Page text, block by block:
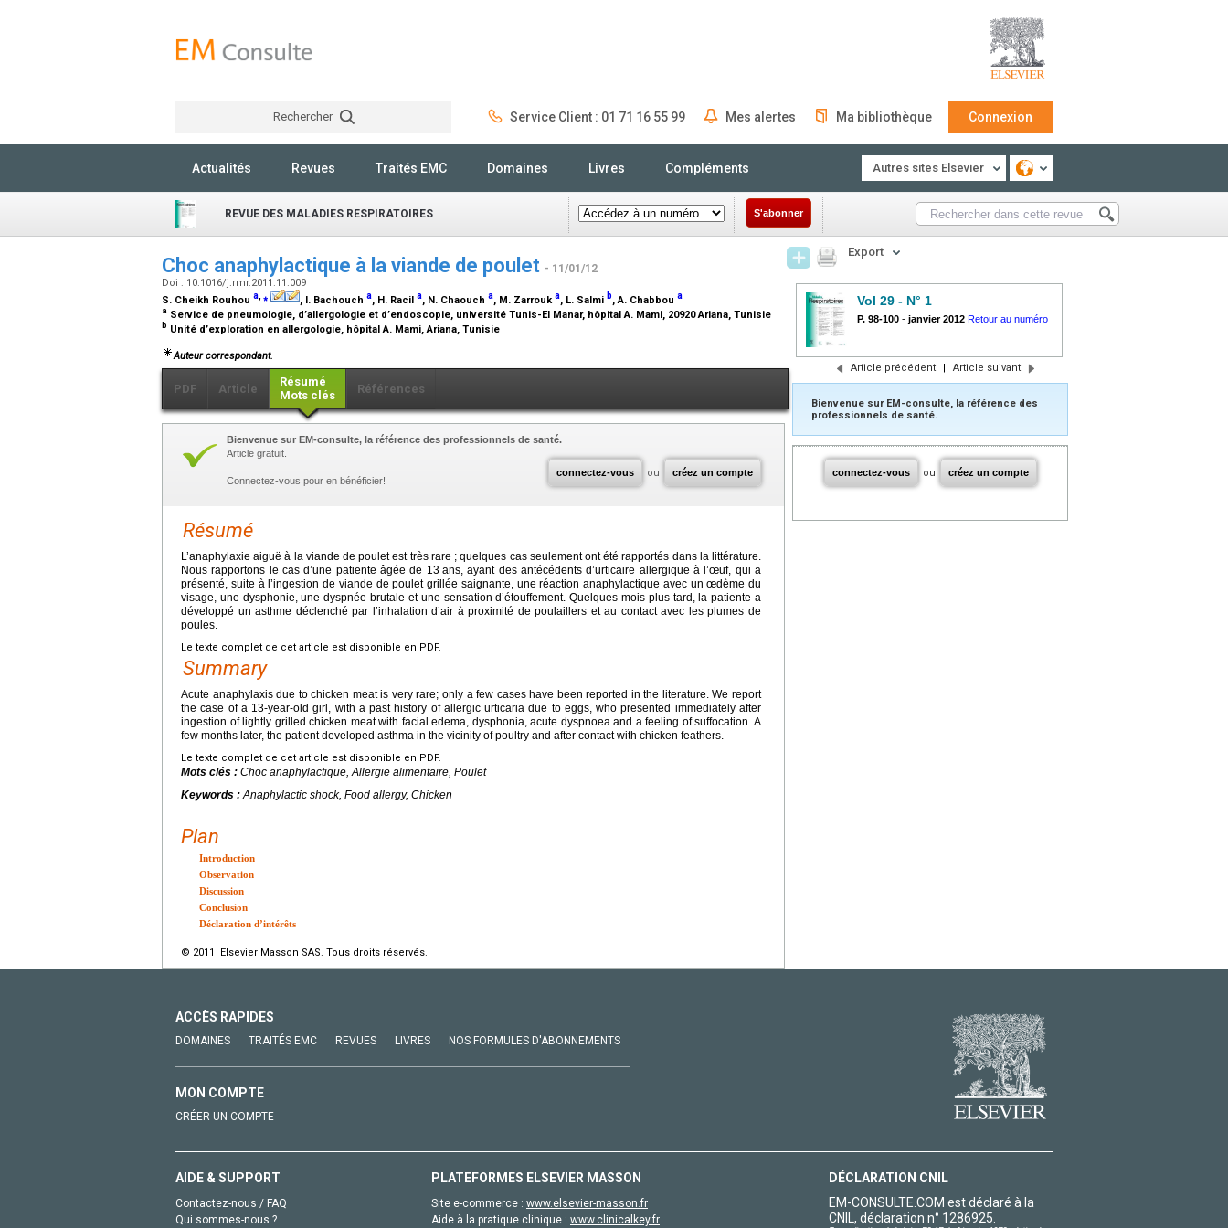
Rechercher Service Client : 01 71 16 55 99 Mes alertes Ma bibliothèque Connexion
Actualités Revues Traités EMC Domaines Livres Compléments Autres sites Elsevier
REVUE DES MALADIES RESPIRATOIRES S'abonner
Choc anaphylactique à la viande de poulet - 11/01/12
Doi : 10.1016/j.rmr.2011.11.009
S. Cheikh Rouhou a,⁎ , I. Bachouch a, H. Racil a, N. Chaouch a, M. Zarrouka, L. Salmi b, A. Chabbou a
a Service de pneumologie, d’allergologie et d’endoscopie, université Tunis-El Manar, hôpital A. Mami, 20920 Ariana, Tunisie
b Unité d’exploration en allergologie, hôpital A. Mami, Ariana, Tunisie
Auteur correspondant.
PDF Article
Résumé
Mots clés
Références
connectez-vous ou créez un compte
Bienvenue sur EM-consulte, la référence des professionnels de santé.
Article gratuit.
Connectez-vous pour en bénéficier!
Résumé
L’anaphylaxie aiguë à la viande de poulet est très rare ; quelques cas seulement ont été rapportés dans la littérature.
Nous rapportons le cas d’une patiente âgée de 13 ans, ayant des antécédents d’urticaire allergique à l’œuf, qui a
présenté, suite à l’ingestion de viande de poulet grillée saignante, une réaction anaphylactique avec un œdème du
visage, une dysphonie, une dyspnée brutale et une sensation d’étouffement. Quelques mois plus tard, la patiente a
développé un asthme déclenché par l’inhalation d’air à proximité de poulaillers et au contact avec les plumes de
poules.
Le texte complet de cet article est disponible en PDF.
Summary
Acute anaphylaxis due to chicken meat is very rare; only a few cases have been reported in the literature. We report
the case of a 13-year-old girl, with a past history of allergic urticaria due to eggs, who presented immediately after
ingestion of lightly grilled chicken meat with facial edema, dysphonia, acute dyspnoea and a feeling of suffocation. A
few months later, the patient developed asthma in the vicinity of poultry and after contact with chicken feathers.
Le texte complet de cet article est disponible en PDF.
Mots clés : Choc anaphylactique, Allergie alimentaire, Poulet
Keywords :Anaphylactic shock, Food allergy, Chicken
Plan
Introduction
Observation
Discussion
Conclusion
Déclaration d’intérêts
© 2011 Elsevier Masson SAS. Tous droits réservés.
Export
Vol 29 - N° 1
P. 98-100 - janvier 2012 Retour au numéro
Article précédent | Article suivant
Bienvenue sur EM-consulte, la référence des
professionnels de santé.
connectez-vous ou créez un compte
ACCÈS RAPIDES
DOMAINES TRAITÉS EMC REVUES LIVRES NOS FORMULES D'ABONNEMENTS
MON COMPTE
CRÉER UN COMPTE
AIDE & SUPPORT
Contactez-nous / FAQ
Qui sommes-nous ?
PLATEFORMES ELSEVIER MASSON
Site e-commerce : www.elsevier-masson.fr
Aide à la pratique clinique : www.clinicalkey.fr
DÉCLARATION CNIL
EM-CONSULTE.COM est déclaré à la
CNIL, déclaration n° 1286925.